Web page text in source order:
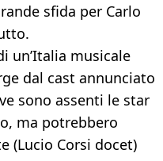
sfida per Carlo
un’Italia musicale
dal cast annunciato
sono assenti le star
ma potrebbero
(Lucio Corsi docet)